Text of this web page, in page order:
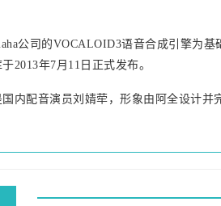
公司的VOCALOID3语音合成引擎为
2013年7月11日正式发布。
内配音演员刘婧荦，形象由阿全设计并